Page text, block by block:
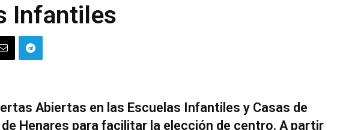
Infantiles
Abiertas en las Escuelas Infantiles y Casas de
Henares para facilitar la elección de centro. A partir